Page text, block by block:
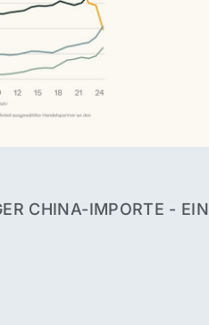
CHINA-IMPORTE - EIN